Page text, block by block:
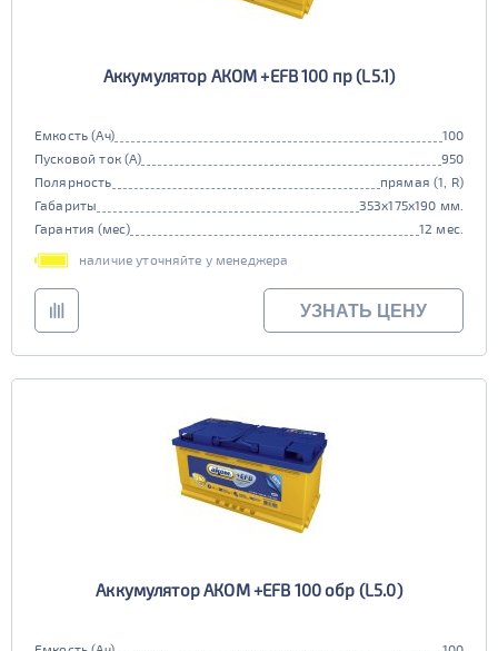
Аккумулятор АКОМ +EFB 100 пр (L5.1)
Емкость (Ач)
100
Пусковой ток (А)
950
Полярность
прямая (1, R)
Габариты
353x175x190 мм.
Гарантия (мес)
12 мес.
наличие уточняйте у менеджера
УЗНАТЬ ЦЕНУ
Аккумулятор АКОМ +EFB 100 обр (L5.0)